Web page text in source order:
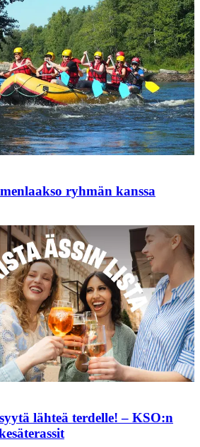
ryhmän kanssa
lähteä terdelle! – KSO:n